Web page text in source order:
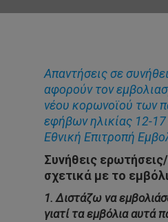
Απαντήσεις σε
αφορούν τον
νέου κορωνοϊού των
εφήβων ηλικίας 12-17
Εθνική Επιτροπή
Συνήθεις
σχετικά με το
1. Διστάζω να
γιατί τα εμβόλια αυτά